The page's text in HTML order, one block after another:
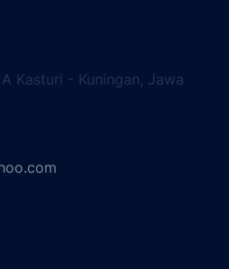
Kasturi - Kuningan, Jawa